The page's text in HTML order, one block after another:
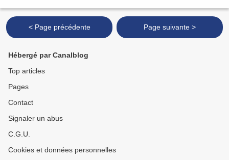
< Page précédente Page suivante >
Hébergé par Canalblog
Top articles
Pages
Contact
Signaler un abus
C.G.U.
Cookies et données personnelles